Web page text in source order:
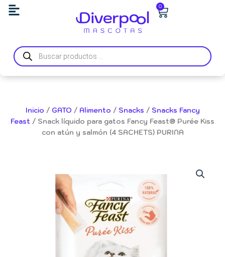
0
Carrito
Búsqueda
de
productos
Inicio / GATO / Alimento / Snacks / Snacks Fancy
Feast / Snack líquido para gatos Fancy Feast® Purée Kiss
con atún y salmón (4 SACHETS) PURINA